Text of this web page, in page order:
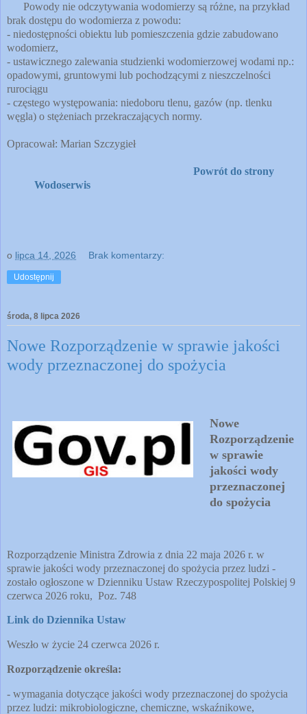
Powody nie odczytywania wodomierzy są różne, na przykład
brak dostępu do wodomierza z powodu:
- niedostępności obiektu lub pomieszczenia gdzie zabudowano
wodomierz,
- ustawicznego zalewania studzienki wodomierzowej wodami np.:
opadowymi, gruntowymi lub pochodzącymi z nieszczelności
rurociągu
- częstego występowania: niedoboru tlenu, gazów (np. tlenku
węgla) o stężeniach przekraczających normy.
Opracował: Marian Szczygieł
Powrót do strony
Wodoserwis
o lipca 14, 2026 Brak komentarzy:
Udostępnij
środa, 8 lipca 2026
Nowe Rozporządzenie w sprawie jakości
wody przeznaczonej do spożycia
Nowe
Rozporządzenie
w sprawie
jakości wody
przeznaczonej
do spożycia
Rozporządzenie Ministra Zdrowia z dnia 22 maja 2026 r. w
sprawie jakości wody przeznaczonej do spożycia przez ludzi -
zostało ogłoszone w Dzienniku Ustaw Rzeczypospolitej Polskiej 9
czerwca 2026 roku, Poz. 748
Link do Dziennika Ustaw
Weszło w życie 24 czerwca 2026 r.
Rozporządzenie określa:
- wymagania dotyczące jakości wody przeznaczonej do spożycia
przez ludzi: mikrobiologiczne, chemiczne, wskaźnikowe,